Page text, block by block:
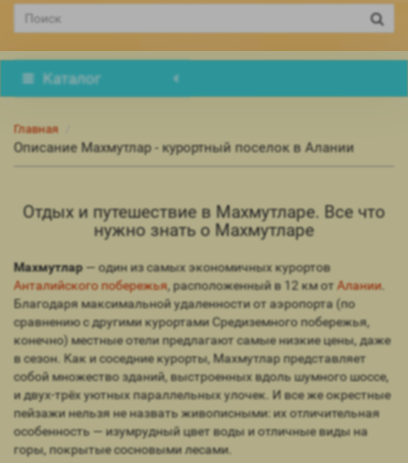
Каталог
Главная
Описание Махмутлар - курортный поселок в Алании
Отдых и путешествие в Махмутларе. Все что
нужно знать о Махмутларе
Махмутлар — один из самых экономичных курортов
Анталийского побережья, расположенный в 12 км отАлании.
Благодаря максимальной удаленности от аэропорта (по
сравнению с другими курортами Средиземного побережья,
конечно) местные отели предлагают самые низкие цены, даже
в сезон. Как и соседние курорты, Махмутлар представляет
собой множество зданий, выстроенных вдоль шумного шоссе,
и двух-трёх уютных параллельных улочек. И все же окрестные
пейзажи нельзя не назвать живописными: их отличительная
особенность — изумрудный цвет воды и отличные виды на
горы, покрытые сосновыми лесами.